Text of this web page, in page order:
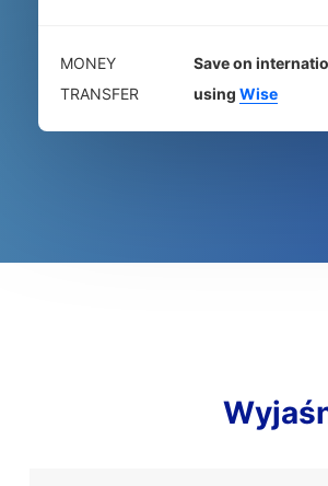
MONEY
TRANSFER
Save on
using Wise